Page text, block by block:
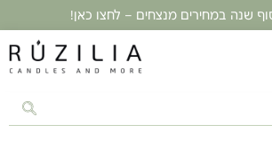
שנה במחירים מנצחים – לחצו כאן!